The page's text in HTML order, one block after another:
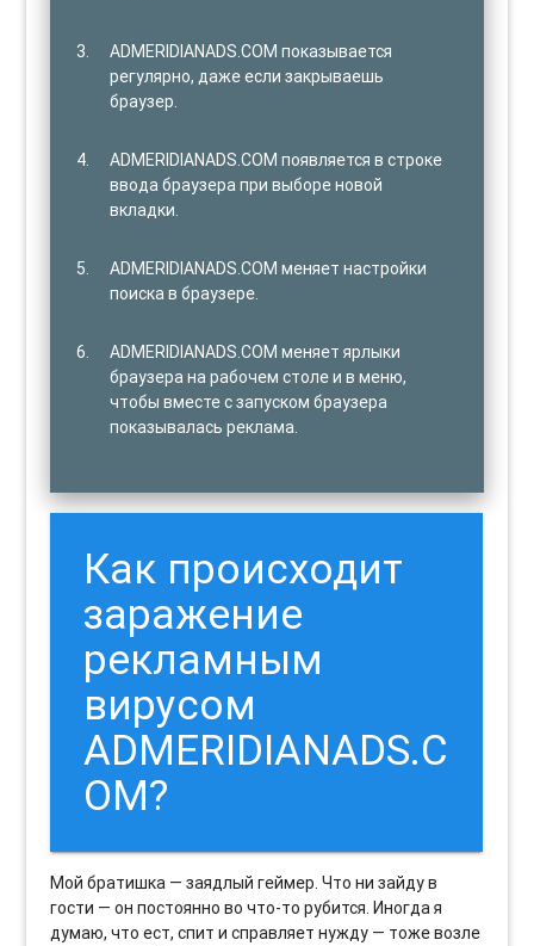
ADMERIDIANADS.COM показывается
регулярно, даже если закрываешь
браузер.
ADMERIDIANADS.COM появляется в строке
ввода браузера при выборе новой
вкладки.
ADMERIDIANADS.COM меняет настройки
поиска в браузере.
ADMERIDIANADS.COM меняет ярлыки
браузера на рабочем столе и в меню,
чтобы вместе с запуском браузера
показывалась реклама.
Как происходит
заражение
рекламным
вирусом
ADMERIDIANADS.C
OM?
Мой братишка — заядлый геймер. Что ни зайду в
гости — он постоянно во что-то рубится. Иногда я
думаю, что ест, спит и справляет нужду — тоже возле